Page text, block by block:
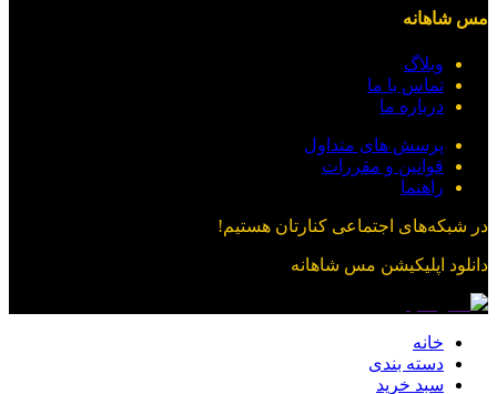
مس شاهانه
وبلاگ
تماس با ما
درباره ما
پرسش های متداول
قوانین و مقررات
راهنما
در شبکه‌های اجتماعی کنارتان هستیم!
دانلود اپلیکیشن مس شاهانه
خانه
دسته بندی
سبد خرید